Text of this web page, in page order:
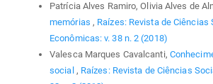
Patrícia Alves Ramiro, Olivia Alves de
memórias , Raízes: Revista de Ciências
Econômicas: v. 38 n. 2 (2018)
Valesca Marques Cavalcanti,
social , Raízes: Revista de Ciências